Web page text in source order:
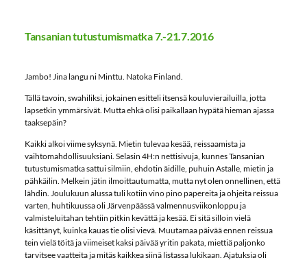
Tansanian tutustumismatka 7.-21.7.2016
Jambo! Jina langu ni Minttu. Natoka Finland.
Tällä tavoin, swahiliksi, jokainen esitteli itsensä kouluvierailuilla, jotta
lapsetkin ymmärsivät. Mutta ehkä olisi paikallaan hypätä hieman ajassa
taaksepäin?
Kaikki alkoi viime syksynä. Mietin tulevaa kesää, reissaamista ja
vaihtomahdollisuuksiani. Selasin 4H:n nettisivuja, kunnes Tansanian
tutustumismatka sattui silmiin, ehdotin äidille, puhuin Astalle, mietin ja
pähkäilin. Melkein jätin ilmoittautumatta, mutta nyt olen onnellinen, että
lähdin. Joulukuun alussa tuli kotiin vino pino papereita ja ohjeita reissua
varten, huhtikuussa oli Järvenpäässä valmennusviikonloppu ja
valmisteluitahan tehtiin pitkin kevättä ja kesää. Ei sitä silloin vielä
käsittänyt, kuinka kauas tie olisi vievä. Muutamaa päivää ennen reissua
tein vielä töitä ja viimeiset kaksi päivää yritin pakata, miettiä paljonko
tarvitsee vaatteita ja mitäs kaikkea siinä listassa lukikaan. Ajatuksia oli